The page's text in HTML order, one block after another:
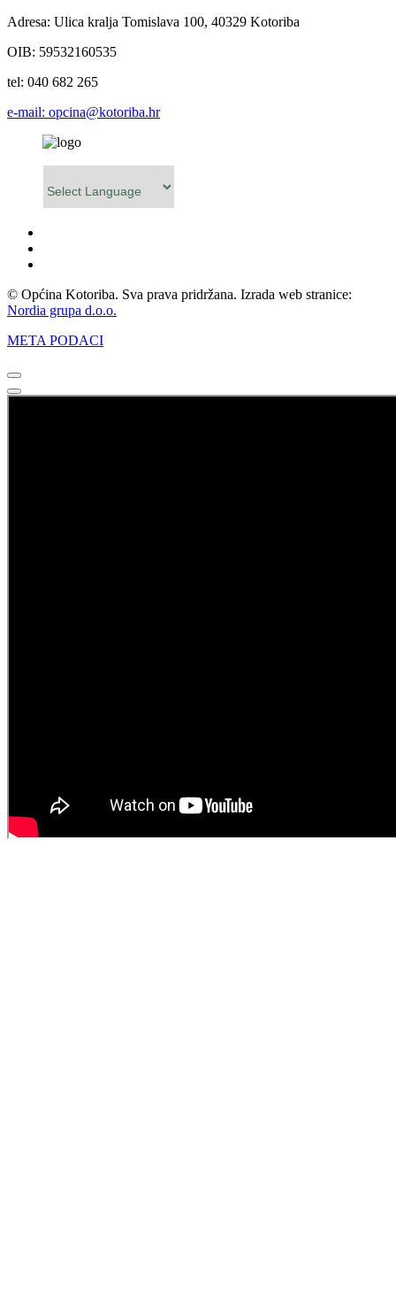
Adresa: Ulica kralja Tomislava 100, 40329 Kotoriba
OIB: 59532160535
tel: 040 682 265
e-mail: opcina@kotoriba.hr
© Općina Kotoriba. Sva prava pridržana. Izrada web stranice:
Nordia grupa d.o.o.
META PODACI